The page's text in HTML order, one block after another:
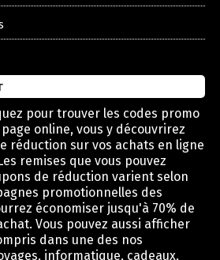
pour trouver les codes promo
online, vous y découvrirez
réduction sur vos achats en ligne
remises que vous pouvez
de réduction varient selon
promotionnelles des
économiser jusqu'à 70% de
Vous pouvez aussi afficher
dans une des nos
informatique, cadeaux,